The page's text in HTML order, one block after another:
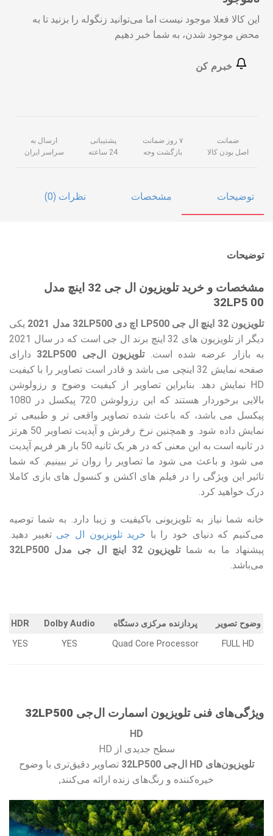
این کالا فعلا موجود نیست اما می‌توانید زنگوله را بزنید تا به
محض موجود شدن، به شما خبر دهیم
ضمانت
اصل بودن کالا
۷ روز ضمانت
بازگشت وجه
پشتیبانی
24 ساعته
ارسال به
سراسر ایران
توضیحات مشخصات نظرات (0)
توضیحات
مشخصات و خرید تلویزیون ال جی 32 اینچ مدل
32LP5 00
تلویزیون 32 اینچ ال جی LP500 اچ دی 32LP500 مدل 2021
یکی
دیگر از تلویزیون های 32 اینچ برند ال جی است که در سال 2021
به بازار عرضه شده است.تلویزیون ال‌جی 32LP500
دارای
صفحه نمایش 32 اینچی می باشد و قادر است تصاویر را با کیفیت
HD نمایش دهد. بنابراین تصاویر از کیفیت وضوح و رزولوشن
بالایی برخوردار هستند که این رزولوشن 720 پیکسل در 1080
پیکسل می باشد، که باعث شده تصاویر واقعی تر و طبیعی تر
نمایش داده شود. و همچنین نرخ رفرش و آپدیت تصاویر 50 هرتز
در ثانیه است به این معنی که در هر یک ثانیه 50 بار هر فریم آپدیت
می شود و باعث می شود ما تصاویر را روان تر ببینیم. که شما
تاثیر این ویژگی را در فیلم های اکشن و کنسول های بازی کاملا
درک خواهید کرد.
خانه شما نیاز به تلویزیونی باکیفیت و زیبا دارد. به شما توصیه
می‌کنیم که دنیای خود را با خرید تلویزیون‌ ال جی تغییر دهید.
پیشنهاد ما به شماتلویزیون 32 اینچ ال جی مدل 32LP500
می‌باشد.
وضوح تصویر پردازنده مرکزی دستگاه Dolby Audio
HDR
FULL HD
Quad Core Processor
YES
YES
ویژگی‌های فنیتلویزیون اسمارت ال‌جی 32LP500
HD
سطح جدیدی از HD
تلویزیون‌های HD ال‌جی 32LP500
تصاویر دقیق‌تری با وضوح
خیره‌کننده و رنگ‌های زنده ارائه می‌کنند,